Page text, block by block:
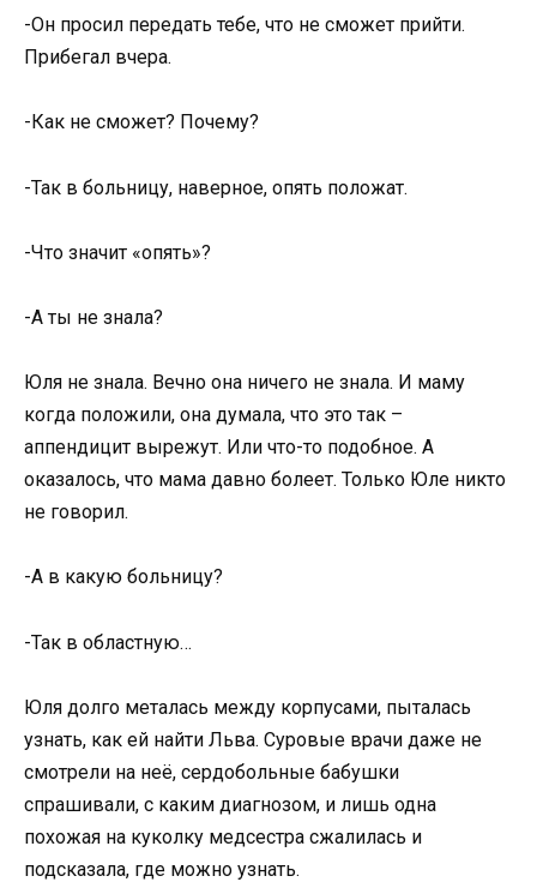
-Он просил передать тебе, что не сможет прийти.
Прибегал вчера.
-Как не сможет? Почему?
-Так в больницу, наверное, опять положат.
-Что значит «опять»?
-А ты не знала?
Юля не знала. Вечно она ничего не знала. И маму
когда положили, она думала, что это так –
аппендицит вырежут. Или что-то подобное. А
оказалось, что мама давно болеет. Только Юле никто
не говорил.
-А в какую больницу?
-Так в областную…
Юля долго металась между корпусами, пыталась
узнать, как ей найти Льва. Суровые врачи даже не
смотрели на неё, сердобольные бабушки
спрашивали, с каким диагнозом, и лишь одна
похожая на куколку медсестра сжалилась и
подсказала, где можно узнать.